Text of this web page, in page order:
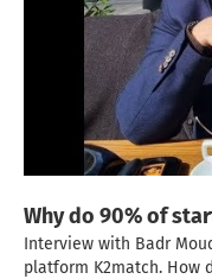
Why do 90% of
Interview with Badr
platform K2match. How does the platform work? Why do most